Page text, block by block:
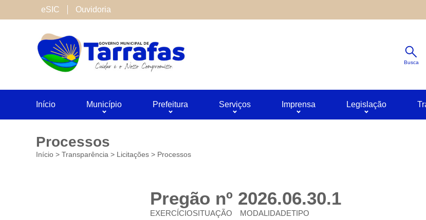
eSIC Ouvidoria
Busca
Início Município Prefeitura Serviços Imprensa Legislação
Processos
Início > Transparência > Licitações > Processos
Pregão nº 2026.06.30.1
EXERCÍCIOSITUAÇÃO MODALIDADETIPO
Padrão
Cookies de terceiros
São cookies inseridos por serviços associados ao site oferecido por outras empresas e que não
Salvar